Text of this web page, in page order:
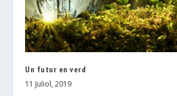
Un futur en verd
11 Juliol, 2019